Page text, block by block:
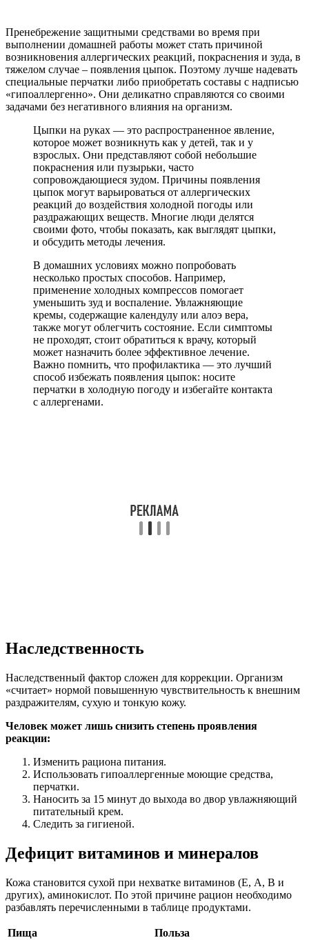
Пренебрежение защитными средствами во время при
выполнении домашней работы может стать причиной
возникновения аллергических реакций, покраснения и зуда, в
тяжелом случае – появления цыпок. Поэтому лучше надевать
специальные перчатки либо приобретать составы с надписью
«гипоаллергенно». Они деликатно справляются со своими
задачами без негативного влияния на организм.
Цыпки на руках — это распространенное явление,
которое может возникнуть как у детей, так и у
взрослых. Они представляют собой небольшие
покраснения или пузырьки, часто
сопровождающиеся зудом. Причины появления
цыпок могут варьироваться от аллергических
реакций до воздействия холодной погоды или
раздражающих веществ. Многие люди делятся
своими фото, чтобы показать, как выглядят цыпки,
и обсудить методы лечения.
В домашних условиях можно попробовать
несколько простых способов. Например,
применение холодных компрессов помогает
уменьшить зуд и воспаление. Увлажняющие
кремы, содержащие календулу или алоэ вера,
также могут облегчить состояние. Если симптомы
не проходят, стоит обратиться к врачу, который
может назначить более эффективное лечение.
Важно помнить, что профилактика — это лучший
способ избежать появления цыпок: носите
перчатки в холодную погоду и избегайте контакта
с аллергенами.
Наследственность
Наследственный фактор сложен для коррекции. Организм
«считает» нормой повышенную чувствительность к внешним
раздражителям, сухую и тонкую кожу.
Человек может лишь снизить степень проявления
реакции:
Изменить рациона питания.
Использовать гипоаллергенные моющие средства,
перчатки.
Наносить за 15 минут до выхода во двор увлажняющий
питательный крем.
Следить за гигиеной.
Дефицит витаминов и минералов
Кожа становится сухой при нехватке витаминов (Е, А, В и
других), аминокислот. По этой причине рацион необходимо
разбавлять перечисленными в таблице продуктами.
Пища Польза